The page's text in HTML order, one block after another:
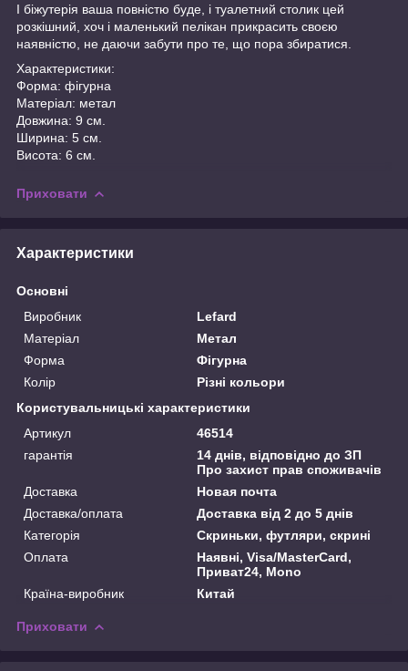
І біжутерія ваша повністю буде, і туалетний столик цей
розкішний, хоч і маленький пелікан прикрасить своєю
наявністю, не даючи забути про те, що пора збиратися.
Характеристики:
Форма: фігурна
Матеріал: метал
Довжина: 9 см.
Ширина: 5 см.
Висота: 6 см.
Приховати
Характеристики
Основні
Виробник
Lefard
Матеріал
Метал
Форма
Фігурна
Колір
Різні кольори
Користувальницькі характеристики
Артикул
46514
гарантія
14 днів, відповідно до ЗП
Про захист прав споживачів
Доставка
Новая почта
Доставка/оплата
Доставка від 2 до 5 днів
Категорія
Скриньки, футляри, скрині
Оплата
Наявні, Visa/MasterCard,
Приват24, Mono
Країна-виробник
Китай
Приховати